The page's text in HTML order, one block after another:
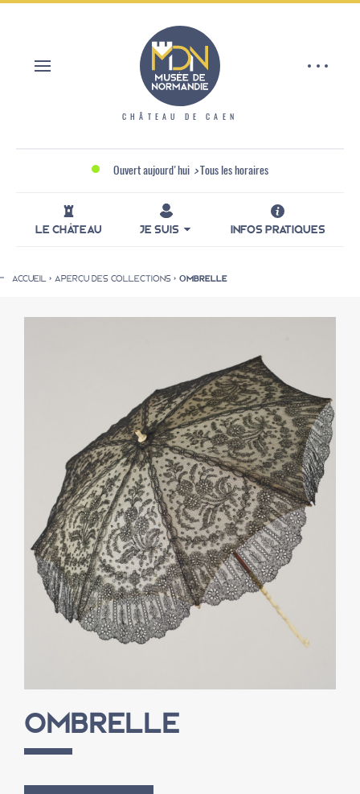
Aller
CHÂTEAU DE CAEN
Ouvert aujourd'hui > Tous les horaires
LE CHÂTEAU JE SUIS INFOS PRATIQUES
d'Ariane
ACCUEIL APERÇU DES COLLECTIONS OMBRELLE
OMBRELLE
Panneau de gestion des cookies